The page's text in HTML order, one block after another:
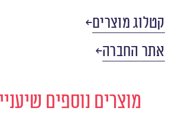
קטלוג מוצרים
אתר החברה
מוצרים נוספים